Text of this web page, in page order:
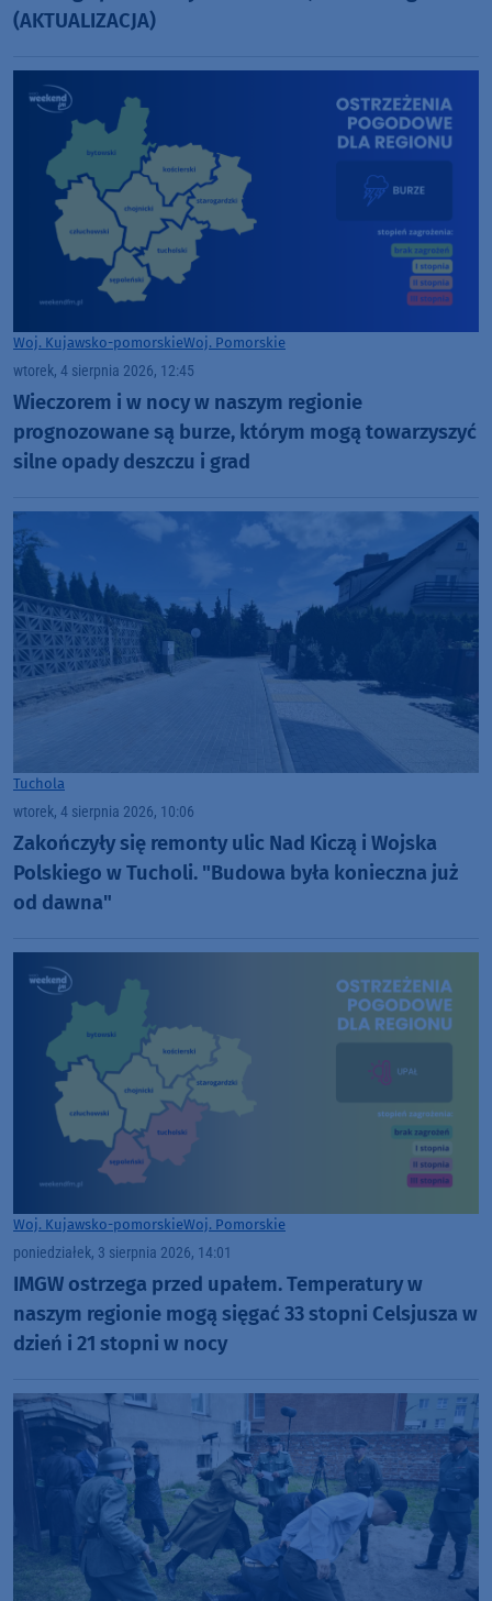
(AKTUALIZACJA)
Woj. Kujawsko-pomorskieWoj. Pomorskie
wtorek, 4 sierpnia 2026, 12:45
Wieczorem i w nocy w naszym regionie
prognozowane są burze, którym mogą towarzyszyć
silne opady deszczu i grad
Tuchola
wtorek, 4 sierpnia 2026, 10:06
Zakończyły się remonty ulic Nad Kiczą i Wojska
Polskiego w Tucholi. "Budowa była konieczna już
od dawna"
Woj. Kujawsko-pomorskieWoj. Pomorskie
poniedziałek, 3 sierpnia 2026, 14:01
IMGW ostrzega przed upałem. Temperatury w
naszym regionie mogą sięgać 33 stopni Celsjusza w
dzień i 21 stopni w nocy